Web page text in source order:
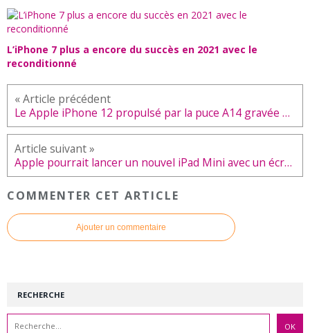
L’iPhone 7 plus a encore du succès en 2021 avec le
reconditionné
Le Apple iPhone 12 propulsé par la puce A14 gravée en 5nm
Apple pourrait lancer un nouvel iPad Mini avec un écran mini LED
COMMENTER CET ARTICLE
Ajouter un commentaire
RECHERCHE